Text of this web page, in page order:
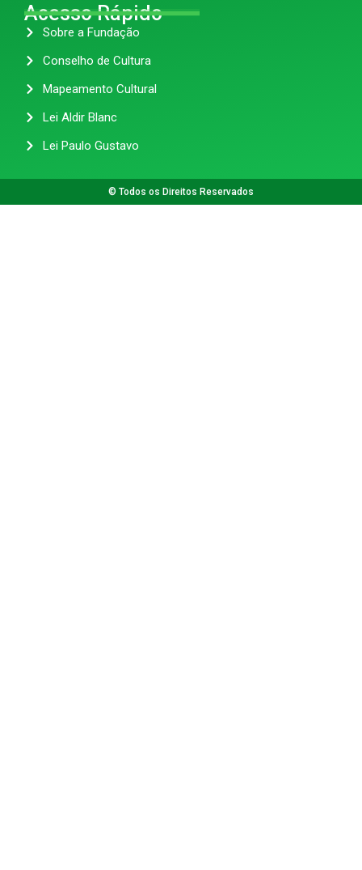
Acesso Rápido
Sobre a Fundação
Conselho de Cultura
Mapeamento Cultural
Lei Aldir Blanc
Lei Paulo Gustavo
© Todos os Direitos Reservados